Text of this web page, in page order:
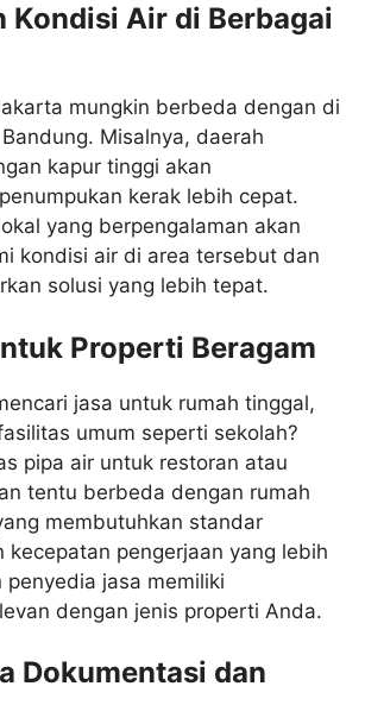
Kondisi Air di Berbagai
mungkin berbeda dengan di
Misalnya, daerah
kapur tinggi akan
kerak lebih cepat.
yang berpengalaman akan
kondisi air di area tersebut dan
solusi yang lebih tepat.
Properti Beragam
jasa untuk rumah tinggal,
umum seperti sekolah?
pipa air untuk restoran atau
tentu berbeda dengan rumah
membutuhkan standar
kecepatan pengerjaan yang lebih
penyedia jasa memiliki
dengan jenis properti Anda.
Dokumentasi dan